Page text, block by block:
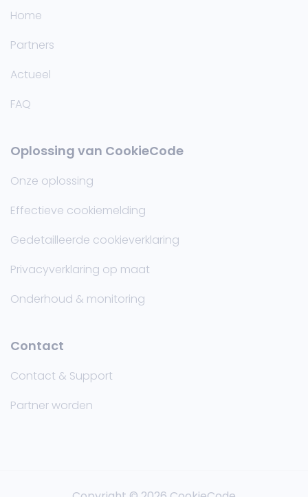
Home
Partners
Actueel
FAQ
Oplossing van CookieCode
Onze oplossing
Effectieve cookiemelding
Gedetailleerde cookieverklaring
Privacyverklaring op maat
Onderhoud & monitoring
Contact
Contact & Support
Partner worden